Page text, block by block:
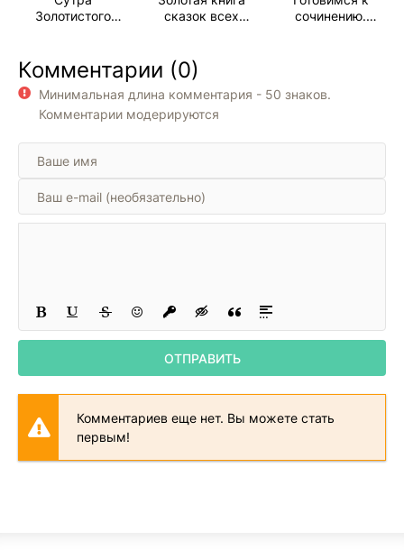
Золотистого
сказок всех
сочинению.
Комментарии (0)
Минимальная длина комментария - 50 знаков.
Комментарии модерируются
ОТПРАВИТЬ
Комментариев еще нет. Вы можете стать
первым!